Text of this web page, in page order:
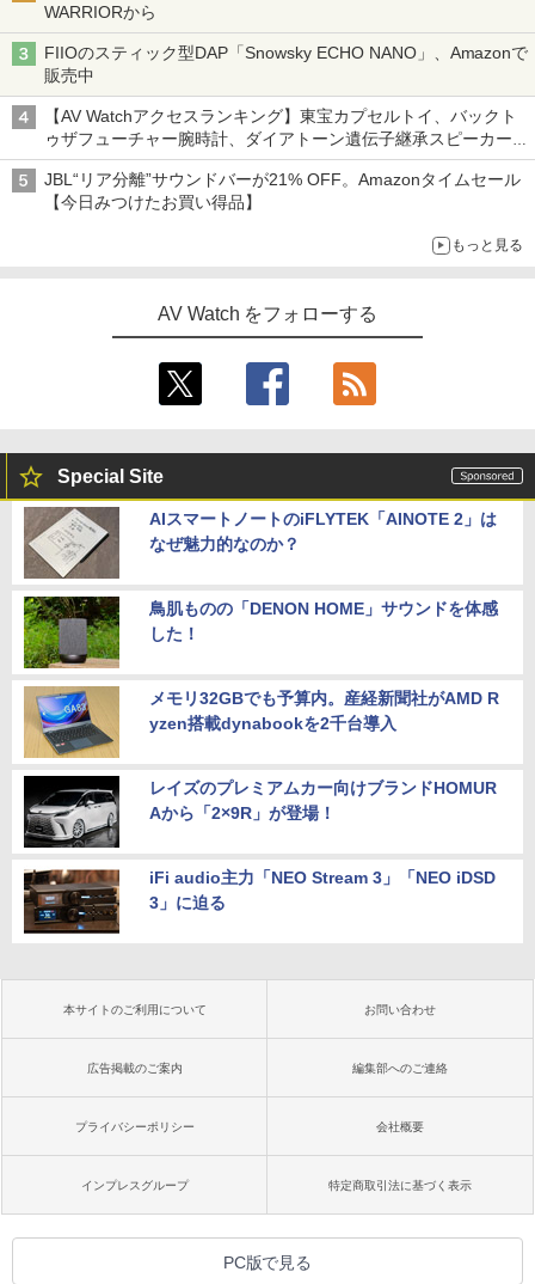
WARRIORから
FIIOのスティック型DAP「Snowsky ECHO NANO」、Amazonで
販売中
【AV Watchアクセスランキング】東宝カプセルトイ、バックト
ゥザフューチャー腕時計、ダイアトーン遺伝子継承スピーカー
('26年8月3日～9日)
JBL“リア分離”サウンドバーが21% OFF。Amazonタイムセール
【今日みつけたお買い得品】
もっと見る
AV Watch をフォローする
Special Site
AIスマートノートのiFLYTEK「AINOTE 2」は
なぜ魅力的なのか？
鳥肌ものの「DENON HOME」サウンドを体感
した！
メモリ32GBでも予算内。産経新聞社がAMD R
yzen搭載dynabookを2千台導入
レイズのプレミアムカー向けブランドHOMUR
Aから「2×9R」が登場！
iFi audio主力「NEO Stream 3」「NEO iDSD
3」に迫る
本サイトのご利用について お問い合わせ
広告掲載のご案内 編集部へのご連絡
プライバシーポリシー 会社概要
インプレスグループ 特定商取引法に基づく表示
PC版で見る